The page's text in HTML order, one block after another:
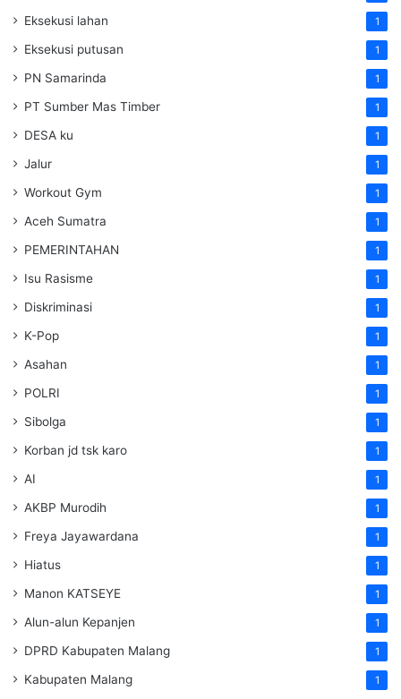
Eksekusi lahan 1
Eksekusi putusan 1
PN Samarinda 1
PT Sumber Mas Timber 1
DESA ku 1
Jalur 1
Workout Gym 1
Aceh Sumatra 1
PEMERINTAHAN 1
Isu Rasisme 1
Diskriminasi 1
K-Pop 1
Asahan 1
POLRI 1
Sibolga 1
Korban jd tsk karo 1
AI 1
AKBP Murodih 1
Freya Jayawardana 1
Hiatus 1
Manon KATSEYE 1
Alun-alun Kepanjen 1
DPRD Kabupaten Malang 1
Kabupaten Malang 1